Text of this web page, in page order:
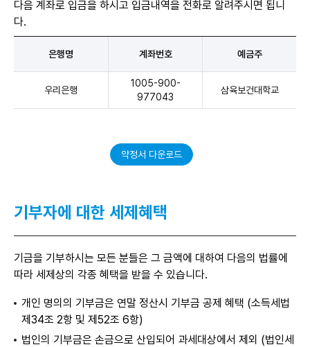
내
표
다음 계좌로 입금을 하시고 입금내역을 전화로 알려주시면 됩니
다.
명,
번
으
전
기
금
금
안
내
은행명 계좌번호 예금주
우리은행
1005-900-
977043
삼육보건대학교
약정서 다운로드
기부자에 대한 세제혜택
기금을 기부하시는 모든 분들은 그 금액에 대하여 다음의 법률에
따라 세제상의 각종 혜택을 받을 수 있습니다.
개인 명의의 기부금은 연말 정산시 기부금 공제 혜택 (소득세법
제34조 2항 및 제52조 6항)
법인의 기부금은 손금으로 산입되어 과세대상에서 제외 (법인세